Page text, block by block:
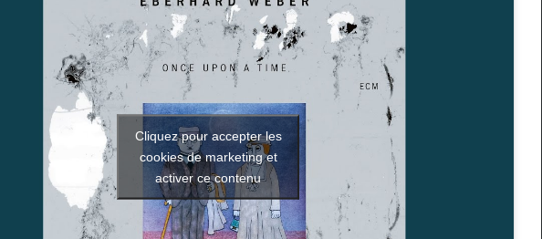
Cliquez pour accepter les
cookies de marketing et
activer ce contenu